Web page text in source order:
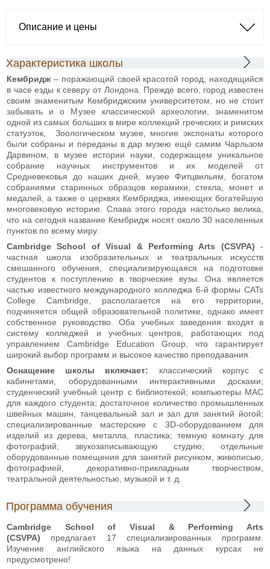
Описание и цены
Характеристика школы
Кембридж – поражающий своей красотой город, находящийся
в часе езды к северу от Лондона. Прежде всего, город известен
своим знаменитым Кембриджским университетом, но не стоит
забывать и о Музее классической археологии, знаменитом
одной из самых больших в мире коллекций греческих и римских
статуэток, Зоологическом музее, многие экспонаты которого
были собраны и переданы в дар музею ещё самим Чарльзом
Дарвином, в музее истории науки, содержащем уникальное
собрание научных инструментов и их моделей от
Средневековья до наших дней, музее Фитцвильям, богатом
собраниями старинных образцов керамики, стекла, монет и
медалей, а также о церквях Кембриджа, имеющих богатейшую
многовековую историю. Слава этого города настолько велика,
что на сегодня название Кембридж носят около 30 населенных
пунктов по всему миру.
Cambridge School of Visual & Performing Arts (CSVPA) -
частная школа изобразительных и театральных искусств
смешанного обучения, специализирующаяся на подготовке
студентов к поступлению в творческие вузы. Она является
частью известного международного колледжа 6-й формы CATs
College Cambridge, располагается на его территории,
подчиняется общей образовательной политике, однако имеет
собственное руководство. Оба учебных заведения входят в
систему колледжей и учебных центров, работающих под
управлением Cambridge Education Group, что гарантирует
широкий выбор программ и высокое качество преподавания.
Оснащение школы включает: классический корпус с
кабинетами, оборудованными интерактивными досками;
студенческий учебный центр с библиотекой; компьютеры MAC
для каждого студента; достаточное количество промышленных
швейных машин, танцевальный зал и зал для занятий йогой;
специализированные мастерские с 3D-оборудованием для
изделий из дерева, металла, пластика; темную комнату для
фотографий; звукозаписывающую студию; отдельные
оборудованные помещения для занятий рисунком, живописью,
фотографией, декоративно-прикладным творчеством,
театральной деятельностью, музыкой и т. д.
Программа обучения
Cambridge School of Visual & Performing Arts
(CSVPA) предлагает 17 специализированных программ.
Изучение английского языка на данных курсах не
предусмотрено!